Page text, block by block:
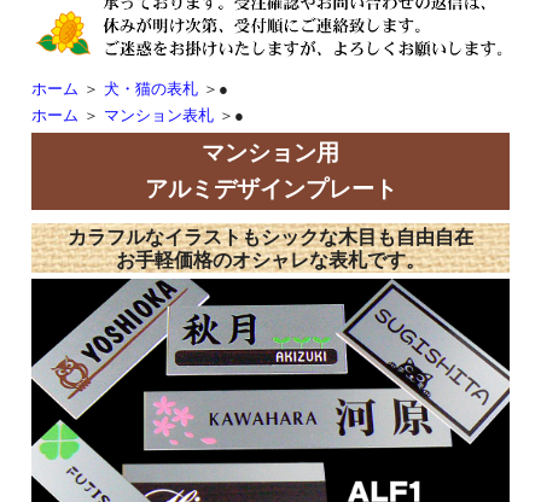
ホーム ＞ 犬・猫の表札 ＞●
ホーム ＞ マンション表札 ＞●
マンション用
アルミデザインプレート
カラフルなイラストもシックな木目も自由自在
お手軽価格のオシャレな表札です。